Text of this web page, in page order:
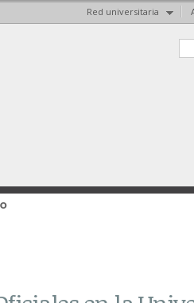
Red universitaria
Search